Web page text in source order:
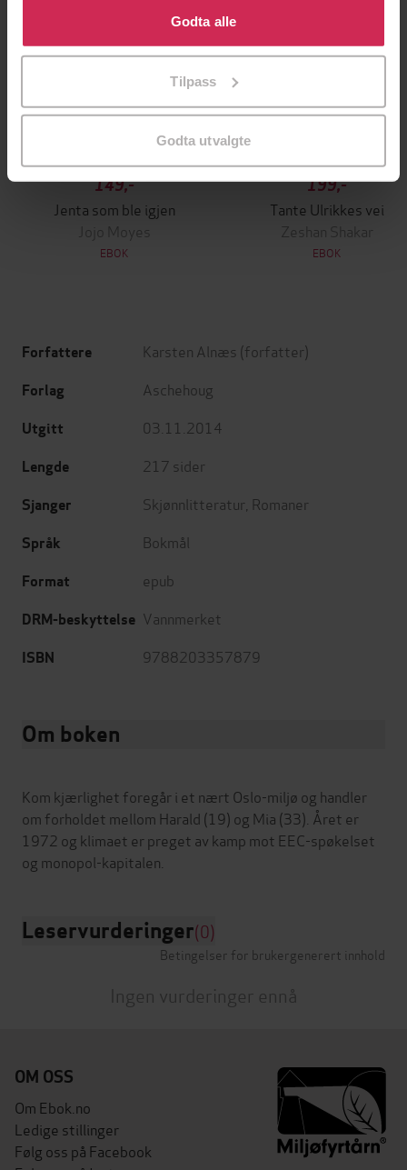
bruke cookies for alle disse formålene. Du kan også
tilpasse ditt samtykke til spesifikke formål ved å klikke
Godta alle
Tilpass
Godta utvalgte
149,-
Jenta som ble igjen
Jojo Moyes
EBOK
199,-
Tante Ulrikkes vei
Zeshan Shakar
EBOK
Forfattere Karsten Alnæs (forfatter)
Forlag Aschehoug
Utgitt 03.11.2014
Lengde 217 sider
Sjanger Skjønnlitteratur Romaner
Språk Bokmål
Format epub
DRM-beskyttelse Vannmerket
ISBN 9788203357879
Om boken
Kom kjærlighet foregår i et nært Oslo-miljø og handler
om forholdet mellom Harald (19) og Mia (33). Året er
1972 og klimaet er preget av kamp mot EEC-spøkelset
Leservurderinger(0)
Betingelser for brukergenerert innhold
Ingen vurderinger ennå
OM OSS
Om Ebok.no
Ledige stillinger
Følg oss på Facebook